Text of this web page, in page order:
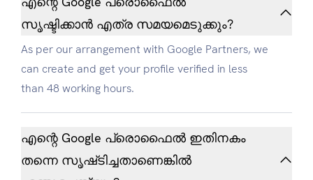
സൃഷ്ടിക്കാൻ എത്ര സമയമെടുക്കും?
As per our arrangement with Google Partners, we
can create and get your profile verified in less
than 48 working hours.
എന്റെ Google പ്രൊഫൈൽ ഇതിനകം
തന്നെ സൃഷ്‌ടിച്ചതാണെങ്കിൽ